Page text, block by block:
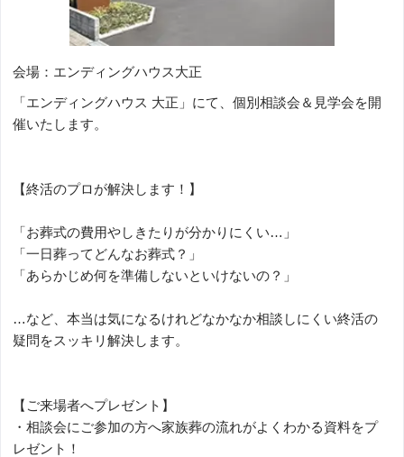
会場：エンディングハウス大正
「エンディングハウス 大正」にて、個別相談会＆見学会を開
催いたします。
【終活のプロが解決します！】
「お葬式の費用やしきたりが分かりにくい…」
「一日葬ってどんなお葬式？」
「あらかじめ何を準備しないといけないの？」
…など、本当は気になるけれどなかなか相談しにくい終活の
疑問をスッキリ解決します。
【ご来場者へプレゼント】
・相談会にご参加の方へ家族葬の流れがよくわかる資料をプ
レゼント！